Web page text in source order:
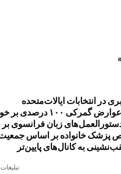
در انتخابات ایالات‌متحده
خودروهای چینی است
زبان فرانسوی بر
خانواده بر اساس جمعیت
به کانال‌های پایین‌تر